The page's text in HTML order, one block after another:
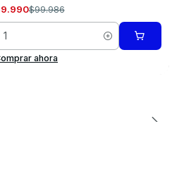
$99.986
ahora